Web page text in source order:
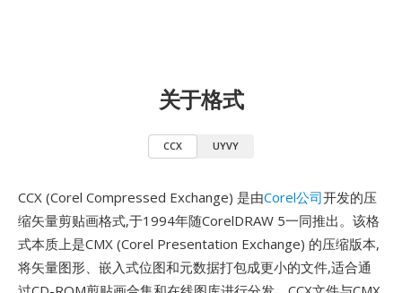
关于格式
CCX UYVY
CCX (Corel Compressed Exchange) 是由Corel公司开发的压
缩矢量剪贴画格式,于1994年随CorelDRAW 5一同推出。该格
式本质上是CMX (Corel Presentation Exchange) 的压缩版本,
将矢量图形、嵌入式位图和元数据打包成更小的文件,适合通